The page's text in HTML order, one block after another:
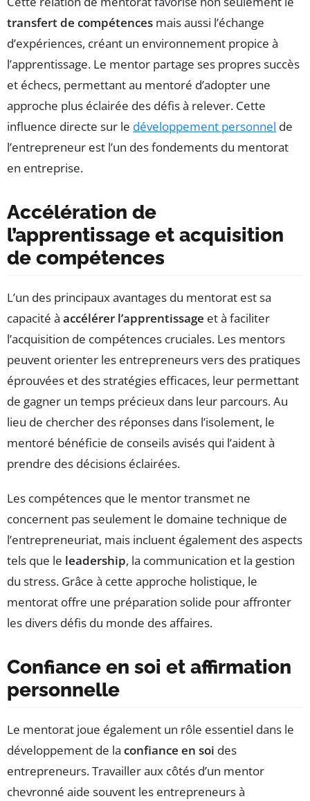
transfert de compétences mais aussi l’échange
d’expériences, créant un environnement propice à
l’apprentissage. Le mentor partage ses propres succès
et échecs, permettant au mentoré d’adopter une
approche plus éclairée des défis à relever. Cette
influence directe sur le développement personnel de
l’entrepreneur est l’un des fondements du mentorat
en entreprise.
Accélération de
l’apprentissage et acquisition
de compétences
L’un des principaux avantages du mentorat est sa
capacité à accélérer l’apprentissage et à faciliter
l’acquisition de compétences cruciales. Les mentors
peuvent orienter les entrepreneurs vers des pratiques
éprouvées et des stratégies efficaces, leur permettant
de gagner un temps précieux dans leur parcours. Au
lieu de chercher des réponses dans l’isolement, le
mentoré bénéficie de conseils avisés qui l’aident à
prendre des décisions éclairées.
Les compétences que le mentor transmet ne
concernent pas seulement le domaine technique de
l’entrepreneuriat, mais incluent également des aspects
tels que le leadership, la communication et la gestion
du stress. Grâce à cette approche holistique, le
mentorat offre une préparation solide pour affronter
les divers défis du monde des affaires.
Confiance en soi et affirmation
personnelle
Le mentorat joue également un rôle essentiel dans le
développement de la confiance en soi des
entrepreneurs. Travailler aux côtés d’un mentor
chevronné aide souvent les entrepreneurs à